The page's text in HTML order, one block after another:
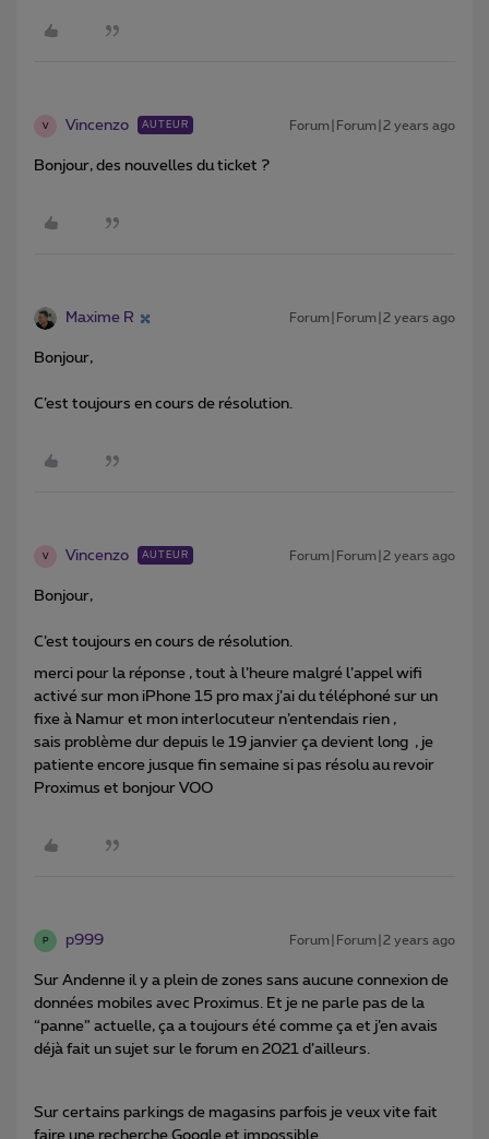
V Vincenzo AUTEUR Forum|Forum|2 years ago
Bonjour, des nouvelles du ticket ?
Maxime R Forum|Forum|2 years ago
Bonjour,
C’est toujours en cours de résolution.
V Vincenzo AUTEUR Forum|Forum|2 years ago
Bonjour,
C’est toujours en cours de résolution.
merci pour la réponse , tout à l’heure malgré l’appel wifi
activé sur mon iPhone 15 pro max j’ai du téléphoné sur un
fixe à Namur et mon interlocuteur n’entendais rien ,
sais problème dur depuis le 19 janvier ça devient long , je
patiente encore jusque fin semaine si pas résolu au revoir
Proximus et bonjour VOO
P p999 Forum|Forum|2 years ago
Sur Andenne il y a plein de zones sans aucune connexion de
données mobiles avec Proximus. Et je ne parle pas de la
“panne” actuelle, ça a toujours été comme ça et j’en avais
déjà fait un sujet sur le forum en 2021 d’ailleurs.
Sur certains parkings de magasins parfois je veux vite fait
faire une recherche Google et impossible.